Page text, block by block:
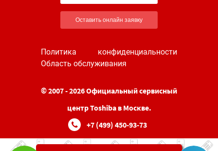
Оставить онлайн заявку
Политика конфиденциальности
Область обслуживания
© 2007 - 2026 Официальный сервисный
центр Toshiba в Москве.
+7 (499) 450-93-73